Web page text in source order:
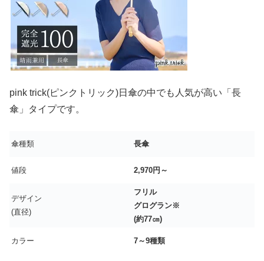
pink trick(ピンクトリック)日傘の中でも人気が高い「長
傘」タイプです。
傘種類 長傘
値段 2,970円～
デザイン
(直径)
フリル
グログラン※
(約77㎝)
カラー 7～9種類